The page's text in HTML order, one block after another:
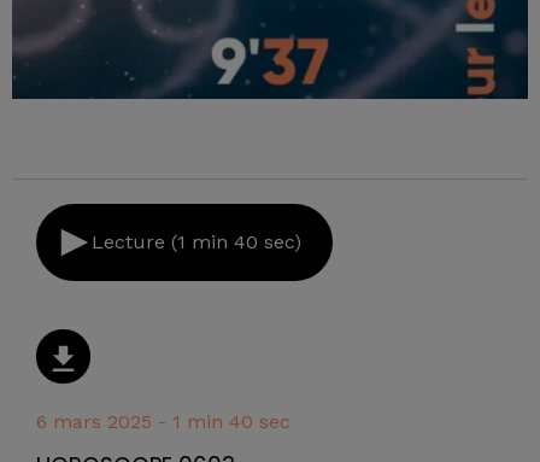
Lecture (1 min 40 sec)
6 mars 2025 - 1 min 40 sec